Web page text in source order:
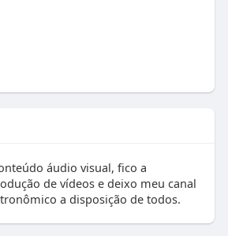
áudio visual, fico a
de vídeos e deixo meu canal
a disposição de todos.